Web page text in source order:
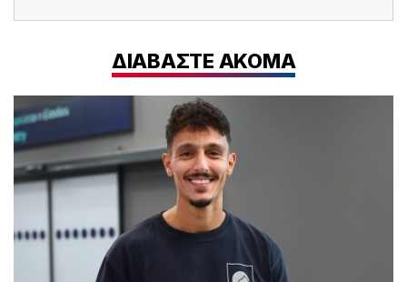
ΔΙΑΒΑΣΤΕ ΑΚΟΜΑ